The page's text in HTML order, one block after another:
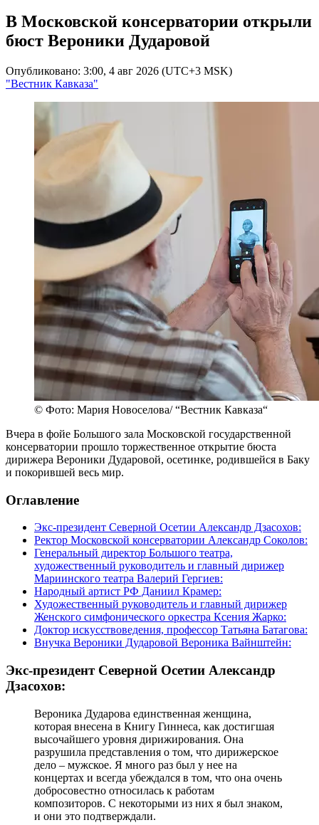
В Московской консерватории открыли
бюст Вероники Дударовой
Опубликовано: 3:00, 4 авг 2026 (UTC+3 MSK)
"Вестник Кавказа"
© Фото: Мария Новоселова/ “Вестник Кавказа“
Вчера в фойе Большого зала Московской государственной
консерватории прошло торжественное открытие бюста
дирижера Вероники Дударовой, осетинке, родившейся в Баку
и покорившей весь мир.
Оглавление
Экс-президент Северной Осетии Александр Дзасохов:
Ректор Московской консерватории Александр Соколов:
Генеральный директор Большого театра,
художественный руководитель и главный дирижер
Мариинского театра Валерий Гергиев:
Народный артист РФ Даниил Крамер:
Художественный руководитель и главный дирижер
Женского симфонического оркестра Ксения Жарко:
Доктор искусствоведения, профессор Татьяна Батагова:
Внучка Вероники Дударовой Вероника Вайнштейн:
Экс-президент Северной Осетии Александр
Дзасохов:
Вероника Дударова единственная женщина,
которая внесена в Книгу Гиннеса, как достигшая
высочайшего уровня дирижирования. Она
разрушила представления о том, что дирижерское
дело – мужское. Я много раз был у нее на
концертах и всегда убеждался в том, что она очень
добросовестно относилась к работам
композиторов. С некоторыми из них я был знаком,
и они это подтверждали.